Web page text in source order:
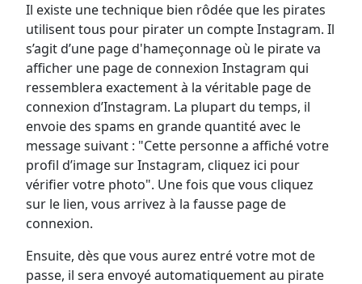
Il existe une technique bien rôdée que les pirates
utilisent tous pour pirater un compte Instagram. Il
s’agit d’une page d'hameçonnage où le pirate va
afficher une page de connexion Instagram qui
ressemblera exactement à la véritable page de
connexion d’Instagram. La plupart du temps, il
envoie des spams en grande quantité avec le
message suivant : "Cette personne a affiché votre
profil d’image sur Instagram, cliquez ici pour
vérifier votre photo". Une fois que vous cliquez
sur le lien, vous arrivez à la fausse page de
connexion.
Ensuite, dès que vous aurez entré votre mot de
passe, il sera envoyé automatiquement au pirate